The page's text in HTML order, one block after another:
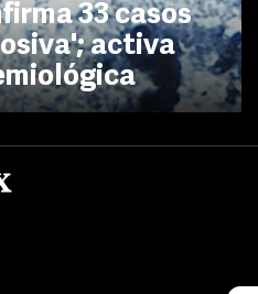
33 casos
activa